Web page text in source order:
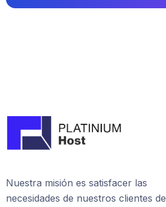
Nuestra misión es satisfacer las
necesidades de nuestros clientes de